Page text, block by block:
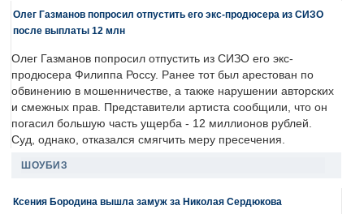
Олег Газманов попросил отпустить его экс-продюсера из СИЗО
после выплаты 12 млн
Олег Газманов попросил отпустить из СИЗО его экс-
продюсера Филиппа Россу. Ранее тот был арестован по
обвинению в мошенничестве, а также нарушении авторских
и смежных прав. Представители артиста сообщили, что он
погасил большую часть ущерба - 12 миллионов рублей.
Суд, однако, отказался смягчить меру пресечения.
ШОУБИЗ
Ксения Бородина вышла замуж за Николая Сердюкова